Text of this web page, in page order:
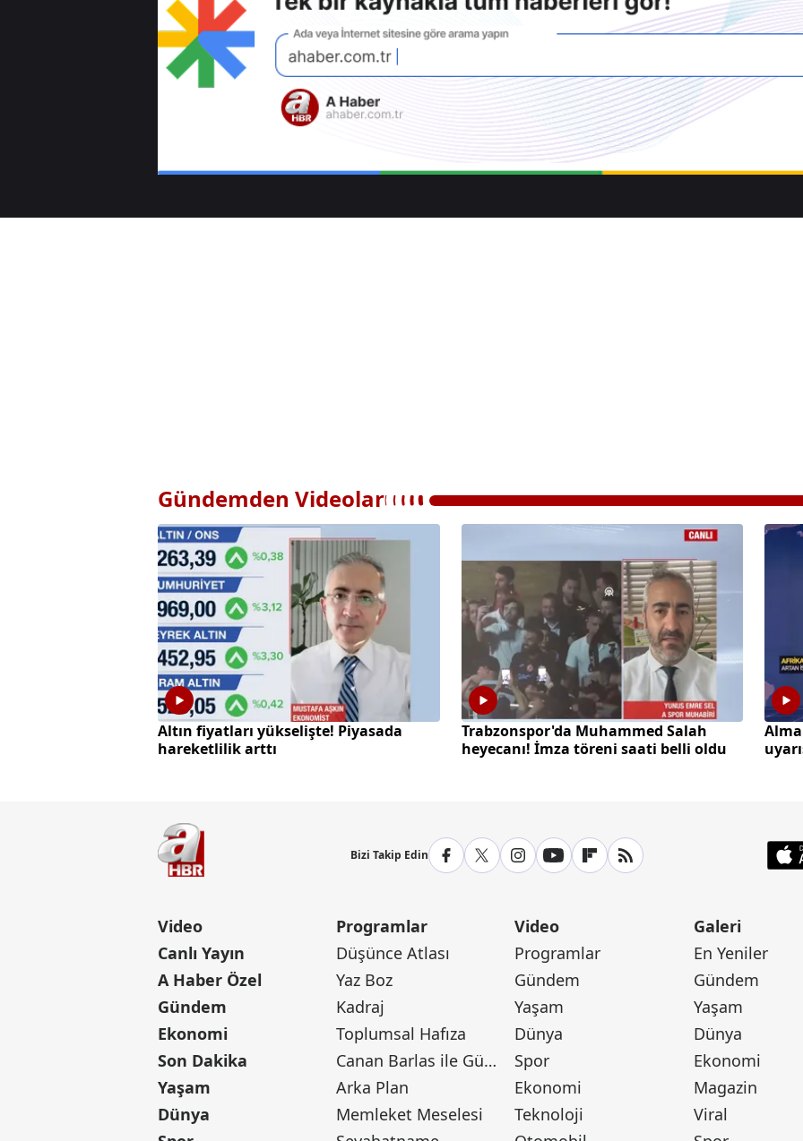
Gündemden Videolar
Altın fiyatları yükselişte! Piyasada
hareketlilik arttı
Trabzonspor'da Muhammed Salah
heyecanı! İmza töreni saati belli oldu
Bizi Takip Edin
Video
Canlı Yayın
A Haber Özel
Gündem
Ekonomi
Son Dakika
Yaşam
Dünya
Programlar
Düşünce Atlası
Yaz Boz
Kadraj
Toplumsal Hafıza
Canan Barlas ile Gündem
Arka Plan
Memleket Meselesi
Video
Programlar
Gündem
Yaşam
Dünya
Spor
Ekonomi
Teknoloji
Galeri
En Yeniler
Gündem
Yaşam
Dünya
Ekonomi
Magazin
Viral